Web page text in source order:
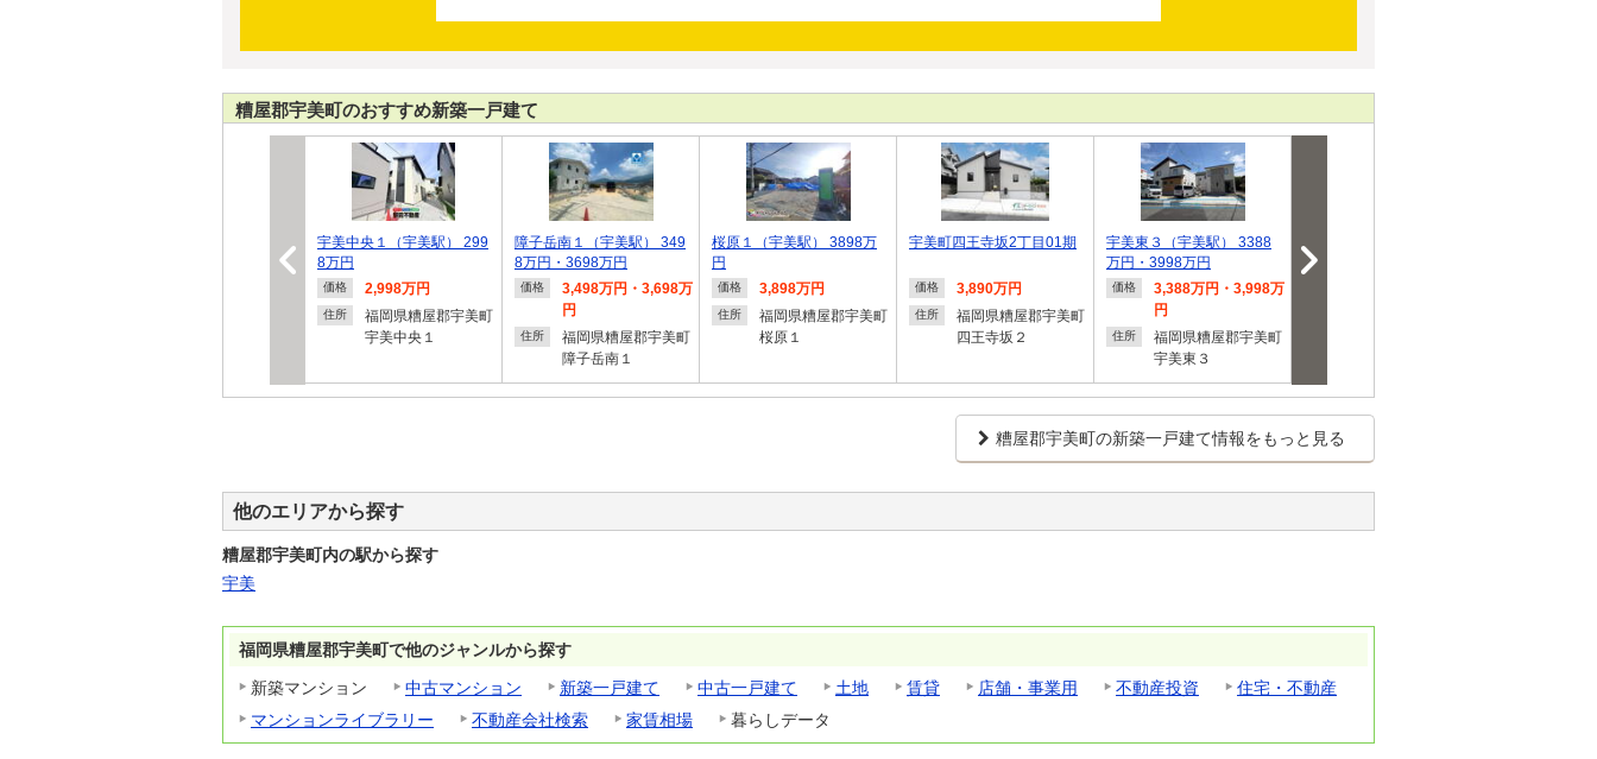
糟屋郡宇美町のおすすめ新築一戸建て
宇美中央１（宇美駅） 299
8万円
価格 2,998万円
住所
福岡県糟屋郡宇美町
宇美中央１
障子岳南１（宇美駅） 349
8万円・3698万円
価格
3,498万円・3,698万
円
住所
福岡県糟屋郡宇美町
障子岳南１
桜原１（宇美駅） 3898万
円
価格 3,898万円
住所
福岡県糟屋郡宇美町
桜原１
宇美町四王寺坂2丁目01期
価格 3,890万円
住所
福岡県糟屋郡宇美町
四王寺坂２
宇美東３（宇美駅） 3388
万円・3998万円
価格
3,388万円・3,998万
円
住所
福岡県糟屋郡宇美町
宇美東３
8万円・3698万円
糟屋郡宇美町の新築一戸建て情報をもっと見る
他のエリアから探す
糟屋郡宇美町内の駅から探す
宇美
福岡県糟屋郡宇美町で他のジャンルから探す
新築マンション
中古マンション 新築一戸建て 中古一戸建て 土地 賃貸 店舗・事業用 不動産投資
住宅・不動産
マンションライブラリー
不動産会社検索 家賃相場 暮らしデータ